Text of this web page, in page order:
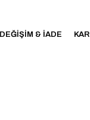
DEĞIŞIM & İADE